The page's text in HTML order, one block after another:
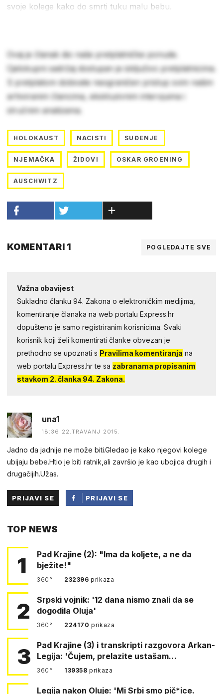
svoje kolege kako do smrti tuku malu bebu.
Ovaj je članak dio naše pretplatničke ponude.
Cjelokupni sadržaj dostupan je isključivo pretplatnicima.
S pretplatom dobivate neograničen pristup svim našim
arhiviranim člancima, ekskluzivnim intervjuima i
stručnim analizama.
HOLOKAUST NACISTI SUĐENJE
NJEMAČKA ŽIDOVI OSKAR GROENING
AUSCHWITZ
KOMENTARI 1 POGLEDAJTE SVE
Važna obavijest
Sukladno članku 94. Zakona o elektroničkim medijima,
komentiranje članaka na web portalu Express.hr
dopušteno je samo registriranim korisnicima. Svaki
korisnik koji želi komentirati članke obvezan je
prethodno se upoznati s Pravilima komentiranja na
web portalu Express.hr te sa zabranama propisanim
stavkom 2. članka 94. Zakona.
una1
18:36 22.TRAVANJ 2015.
Jadno da jadnije ne može biti.Gledao je kako njegovi kolege
ubijaju bebe.Htio je biti ratnik,ali završio je kao ubojica drugih i
drugačijih.Užas.
PRIJAVI SE
PRIJAVI SE
TOP NEWS
1
Pad Krajine (2): "Ima da koljete, a ne da
bježite!"
360° 232396prikaza
2
Srpski vojnik: '12 dana nismo znali da se
dogodila Oluja'
360° 224170prikaza
3
Pad Krajine (3) i transkripti razgovora Arkan-
Legija: 'Čujem, prelazite ustašam…
360° 139358prikaza
Legija nakon Oluje: 'Mi Srbi smo pič*ice.